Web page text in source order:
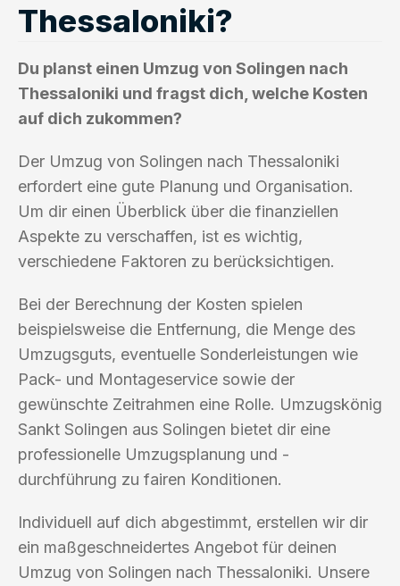
Thessaloniki?
Du planst einen Umzug von Solingen nach
Thessaloniki und fragst dich, welche Kosten
auf dich zukommen?
Der Umzug von Solingen nach Thessaloniki
erfordert eine gute Planung und Organisation.
Um dir einen Überblick über die finanziellen
Aspekte zu verschaffen, ist es wichtig,
verschiedene Faktoren zu berücksichtigen.
Bei der Berechnung der Kosten spielen
beispielsweise die Entfernung, die Menge des
Umzugsguts, eventuelle Sonderleistungen wie
Pack- und Montageservice sowie der
gewünschte Zeitrahmen eine Rolle. Umzugskönig
Sankt Solingen aus Solingen bietet dir eine
professionelle Umzugsplanung und -
durchführung zu fairen Konditionen.
Individuell auf dich abgestimmt, erstellen wir dir
ein maßgeschneidertes Angebot für deinen
Umzug von Solingen nach Thessaloniki. Unsere